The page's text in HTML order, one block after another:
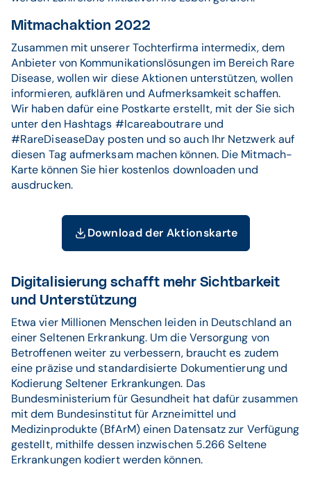
Mitmachaktion 2022
Zusammen mit unserer Tochterfirma intermedix, dem
Anbieter von Kommunikationslösungen im Bereich Rare
Disease, wollen wir diese Aktionen unterstützen, wollen
informieren, aufklären und Aufmerksamkeit schaffen.
Wir haben dafür eine Postkarte erstellt, mit der Sie sich
unter den Hashtags #Icareaboutrare und
#RareDiseaseDay posten und so auch Ihr Netzwerk auf
diesen Tag aufmerksam machen können. Die Mitmach-
Karte können Sie hier kostenlos downloaden und
ausdrucken.
Download der Aktionskarte
Digitalisierung schafft mehr Sichtbarkeit
und Unterstützung
Etwa vier Millionen Menschen leiden in Deutschland an
einer Seltenen Erkrankung. Um die Versorgung von
Betroffenen weiter zu verbessern, braucht es zudem
eine präzise und standardisierte Dokumentierung und
Kodierung Seltener Erkrankungen. Das
Bundesministerium für Gesundheit hat dafür zusammen
mit dem Bundesinstitut für Arzneimittel und
Medizinprodukte (BfArM) einen Datensatz zur Verfügung
gestellt, mithilfe dessen inzwischen 5.266 Seltene
Erkrankungen kodiert werden können.